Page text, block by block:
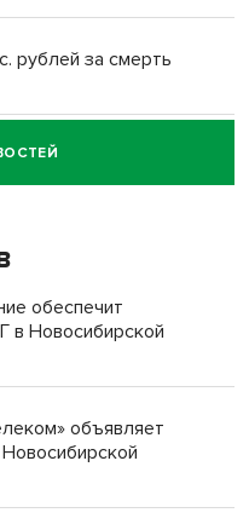
рублей за смерть
за смерть
селе лошади
избиение врачей
женой вошли в топ-16
обеспечит
в Новосибирской
объявляет